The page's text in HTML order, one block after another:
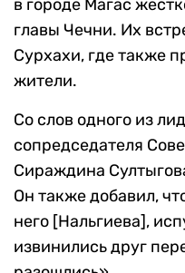
в городе Магас
главы Чечни. Их
Сурхахи, где также
жители.
Со слов одного из
сопредседателя
Сираждина
Он также добавил,
него [Нальгиева],
извинились друг